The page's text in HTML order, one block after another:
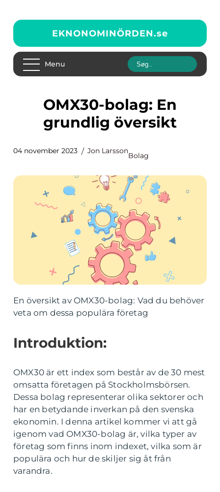
EKNONOMINÖRDEN.se
Menu
OMX30-bolag: En
grundlig översikt
04 november 2023 Jon Larsson
Bolag
En översikt av OMX30-bolag: Vad du behöver
veta om dessa populära företag
Introduktion:
OMX30 är ett index som består av de 30 mest
omsatta företagen på Stockholmsbörsen.
Dessa bolag representerar olika sektorer och
har en betydande inverkan på den svenska
ekonomin. I denna artikel kommer vi att gå
igenom vad OMX30-bolag är, vilka typer av
företag som finns inom indexet, vilka som är
populära och hur de skiljer sig åt från
varandra.